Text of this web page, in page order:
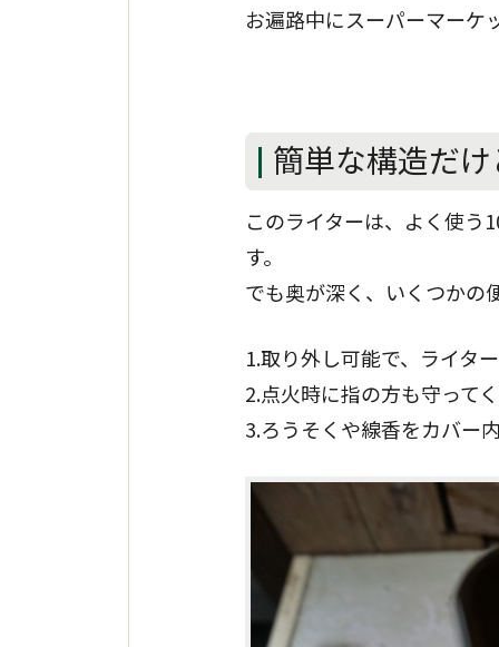
お遍路中にスーパーマーケ
簡単な構造だ
このライターは、よく使う
す。
でも奥が深く、いくつかの
1.取り外し可能で、ライタ
2.点火時に指の方も守って
3.ろうそくや線香をカバー